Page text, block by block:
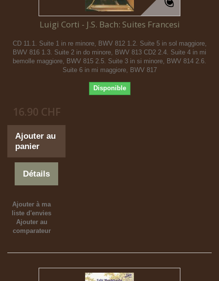
Luigi Corti - J.S. Bach: Suites Francesi
CD 11.1. Suite 1 in re minore, BWV 812 1.2. Suite 5 in sol maggiore,
BWV 816 1.3. Suite 2 in do minore, BWV 813 CD2 2.4. Suite 4 in mi
bemolle maggiore, BWV 815 2.5. Suite 3 in si minore, BWV 814 2.6.
Suite 6 in mi maggiore, BWV 817
Disponible
16.90 CHF
Ajouter au
panier
Détails
Ajouter à ma
liste d'envies
Ajouter au
comparateur